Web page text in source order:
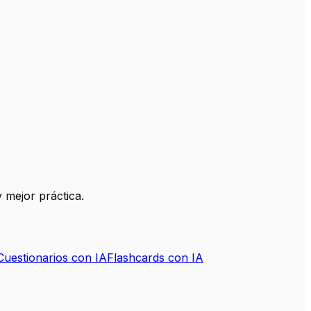
mejor práctica.
con IAFlashcards con IA